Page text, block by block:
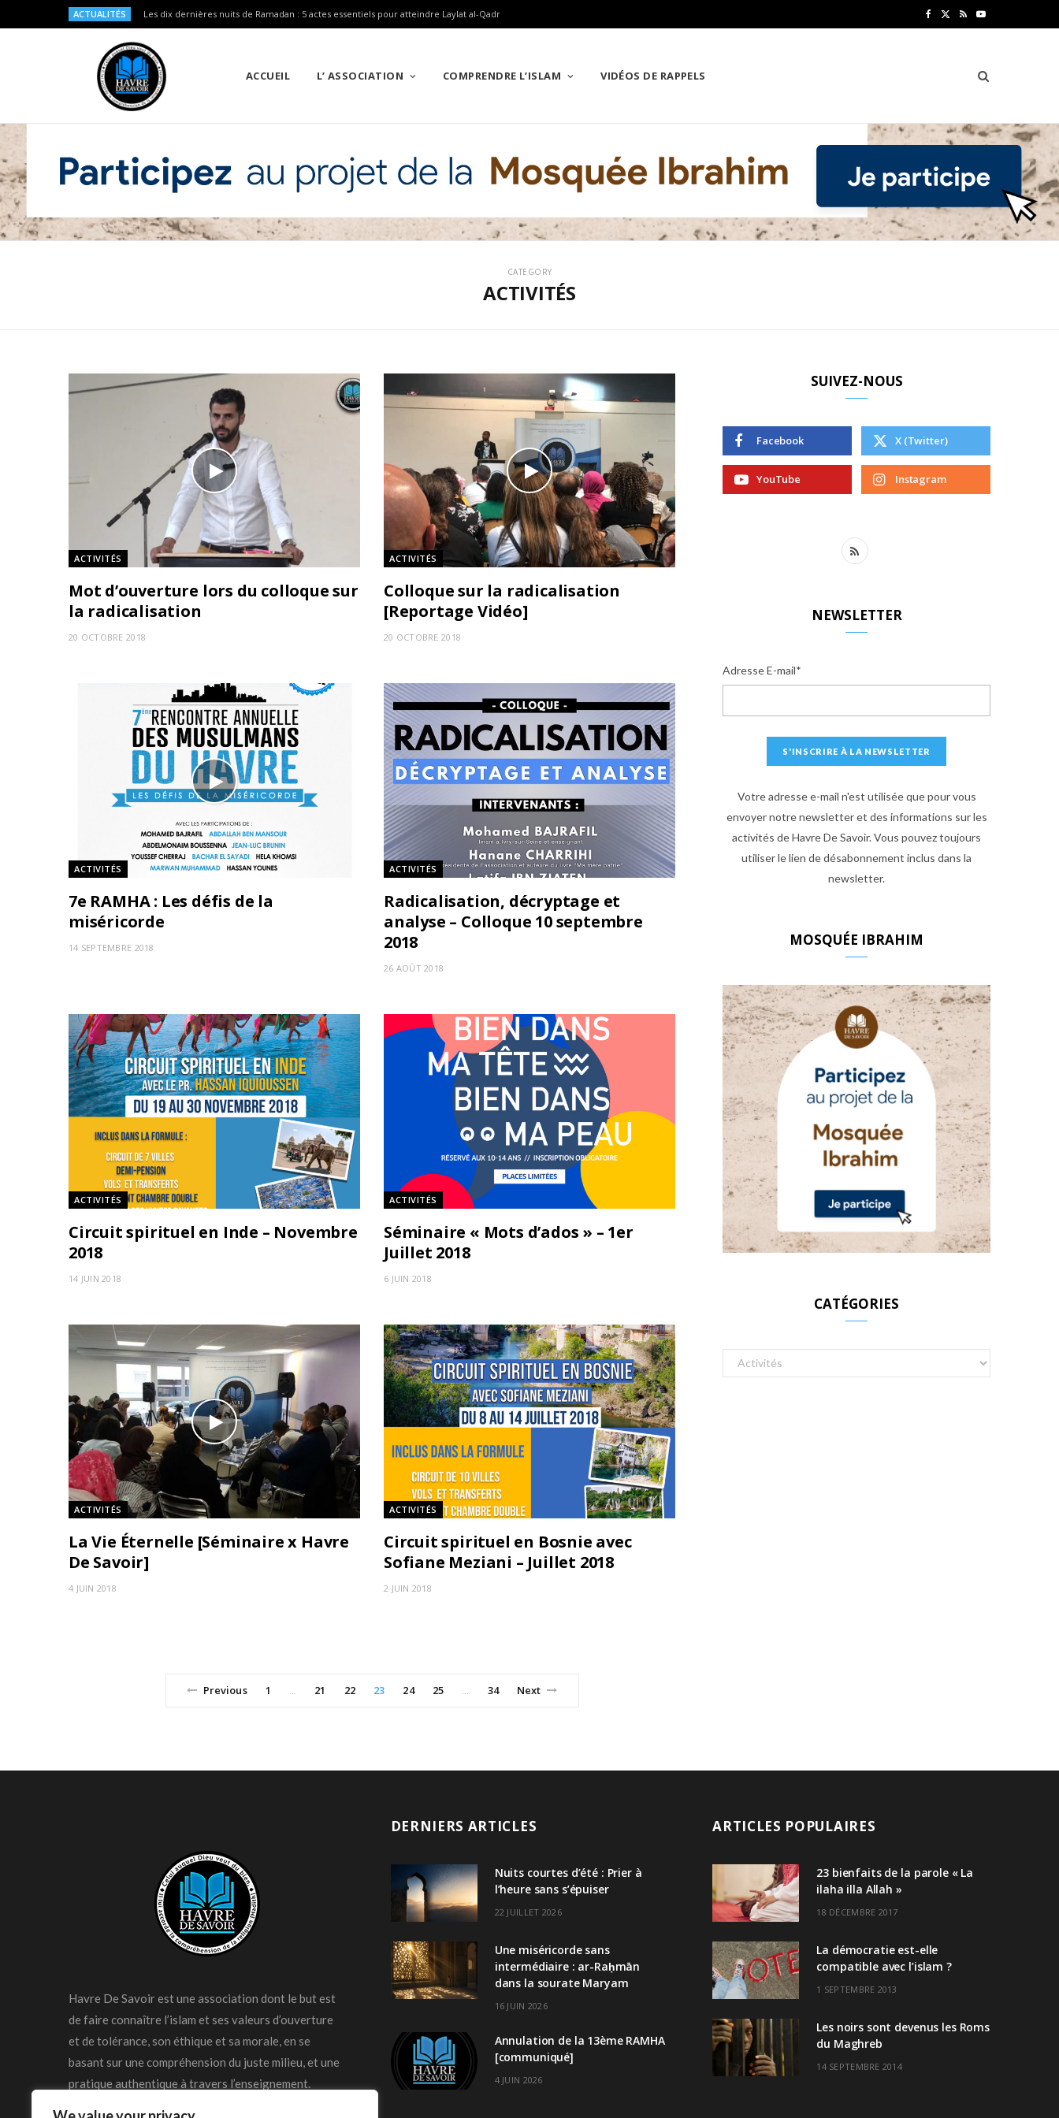
ACTUALITÉS Les dix dernières nuits de Ramadan : 5 actes essentiels pour atteindre Laylat al-Qadr
b
o
i
t
r
R Y
u
u
e
ACCUEIL L’ ASSOCIATION COMPRENDRE L’ISLAM VIDÉOS DE RAPPELS
CATEGORY
ACTIVITÉS
ACTIVITÉS
Mot d’ouverture lors du colloque sur
la radicalisation
20 OCTOBRE 2018
ACTIVITÉS
Colloque sur la radicalisation
[Reportage Vidéo]
20 OCTOBRE 2018
ACTIVITÉS
7e RAMHA : Les défis de la
miséricorde
14 SEPTEMBRE 2018
ACTIVITÉS
Radicalisation, décryptage et
analyse – Colloque 10 septembre
2018
26 AOÛT 2018
ACTIVITÉS
Circuit spirituel en Inde – Novembre
2018
14 JUIN 2018
ACTIVITÉS
Séminaire « Mots d’ados » – 1er
Juillet 2018
6 JUIN 2018
ACTIVITÉS
La Vie Éternelle [Séminaire x Havre
De Savoir]
4 JUIN 2018
ACTIVITÉS
Circuit spirituel en Bosnie avec
Sofiane Meziani – Juillet 2018
2 JUIN 2018
Previous 1 … 21 22 23 24 25 … 34 Next
SUIVEZ-NOUS
Facebook X (Twitter)
YouTube Instagram
R
NEWSLETTER
Adresse E-mail*
Votre adresse e-mail n'est utilisée que pour vous
envoyer notre newsletter et des informations sur les
activités de Havre De Savoir. Vous pouvez toujours
utiliser le lien de désabonnement inclus dans la
newsletter.
MOSQUÉE IBRAHIM
CATÉGORIES
Catégories
Havre De Savoir est une association dont le but est
de faire connaître l’islam et ses valeurs d’ouverture
et de tolérance, son éthique et sa morale, en se
basant sur une compréhension du juste milieu, et une
pratique authentique à travers l’enseignement.
DERNIERS ARTICLES
Nuits courtes d’été : Prier à
l’heure sans s’épuiser
22 JUILLET 2026
Une miséricorde sans
intermédiaire : ar-Raḥmān
dans la sourate Maryam
16 JUIN 2026
Annulation de la 13ème RAMHA
[communiqué]
4 JUIN 2026
ARTICLES POPULAIRES
23 bienfaits de la parole « La
ilaha illa Allah »
18 DÉCEMBRE 2017
La démocratie est-elle
compatible avec l’islam ?
1 SEPTEMBRE 2013
Les noirs sont devenus les Roms
du Maghreb
14 SEPTEMBRE 2014